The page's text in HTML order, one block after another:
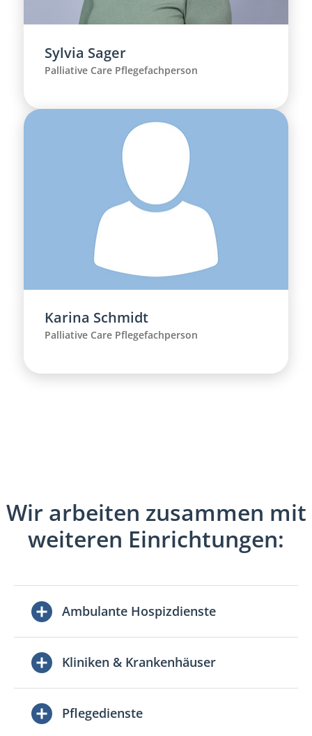
Sylvia Sager
Palliative Care Pflegefachperson
Karina Schmidt
Palliative Care Pflegefachperson
Wir arbeiten zusammen mit
weiteren Einrichtungen:
Ambulante Hospizdienste
Kliniken & Krankenhäuser
Pflegedienste